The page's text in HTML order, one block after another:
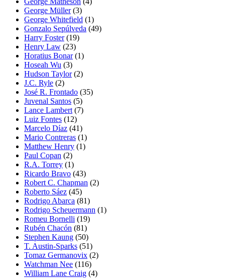
George Müller(3)
George Whitefield (1)
Gonzalo Sepúlveda (49)
Harry Foster(19)
Henry Law (23)
Horatius Bonar(1)
Hoseah Wu (3)
Hudson Taylor(2)
J.C. Ryle (2)
José R. Frontado (35)
Juvenal Santos (5)
Lance Lambert (7)
Luiz Fontes (12)
Marcelo Díaz (41)
Mario Contreras (1)
Matthew Henry (1)
Paul Copan (2)
R.A. Torrey (1)
Ricardo Bravo (43)
Robert C. Chapman (2)
Roberto Sáez (45)
Rodrigo Abarca (81)
Rodrigo Scheuermann (1)
Romeu Bornelli (19)
Rubén Chacón (81)
Stephen Kaung (50)
T. Austin-Sparks (51)
Tomaz Germanovix (2)
Watchman Nee (116)
William Lane Craig (4)